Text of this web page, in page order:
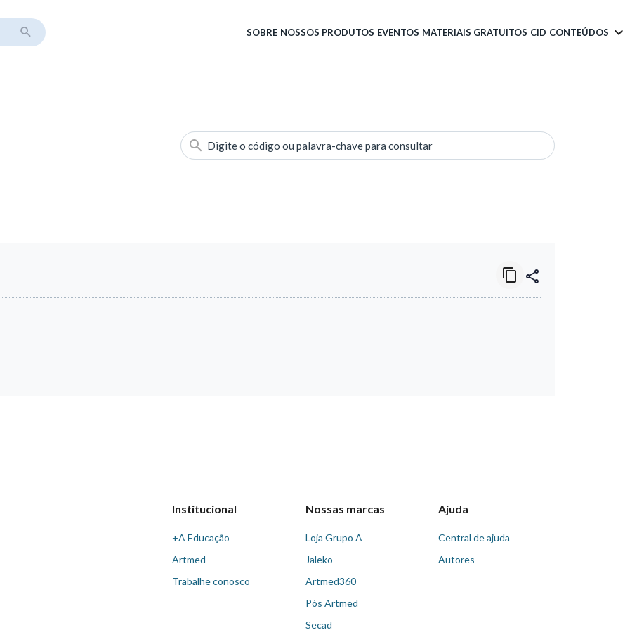
SOBRE NOSSOS PRODUTOS EVENTOS MATERIAIS GRATUITOS CID CONTEÚDOS
Digite o código ou palavra-chave para consultar
Institucional
+A Educação
Artmed
Trabalhe conosco
Nossas marcas
Loja Grupo A
Jaleko
Artmed360
Pós Artmed
Secad
Ajuda
Central de ajuda
Autores